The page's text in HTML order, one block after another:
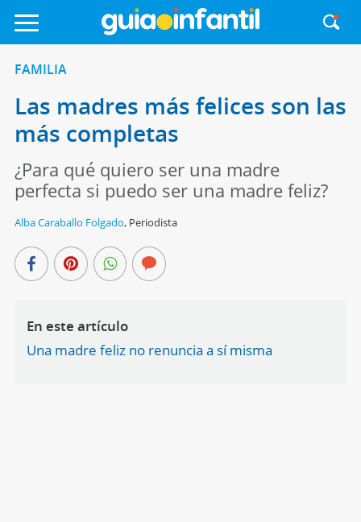
FAMILIA
Las madres más felices son las
más completas
¿Para qué quiero ser una madre
perfecta si puedo ser una madre feliz?
Alba Caraballo Folgado, Periodista
En este artículo
Una madre feliz no renuncia a sí misma